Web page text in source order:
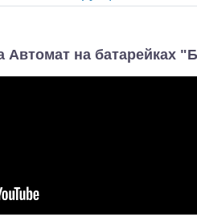
Автомат на батарейках